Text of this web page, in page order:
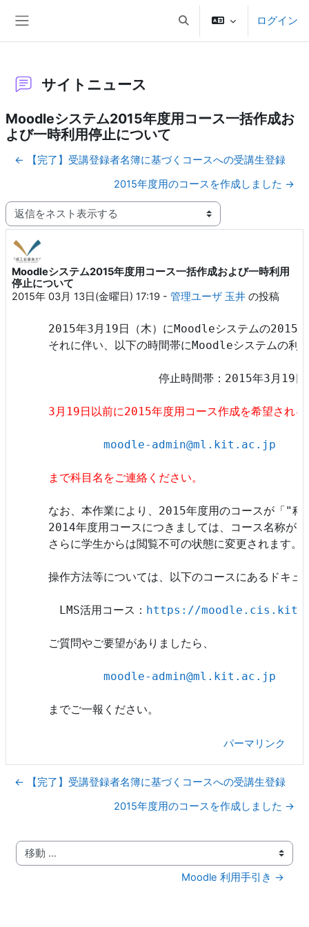
検索入力に切り替えるログイン
サイトニュース
Moodleシステム2015年度用コース一括作成お
よび一時利用停止について
← 【完了】受講登録者名簿に基づくコースへの受講生登録
2015年度用のコースを作成しました →
表示モード
Moodleシステム2015年度用コース一括作成および一時利用
停止について
2015年 03月 13日(金曜日) 17:19 - 管理ユーザ 玉井 の投稿
返信数: 0
2015年3月19日（木）にMoodleシステムの2015
それに伴い、以下の時間帯にMoodleシステムの利
3月19日以前に2015年度用コース作成を希望され
moodle-admin@ml.kit.ac.jp
まで科目名をご連絡ください。
なお、本作業により、2015年度用のコースが「"
2014年度用コースにつきましては、コース名称
さらに学生からは閲覧不可の状態に変更されます。
操作方法等については、以下のコースにあるドキュ
LMS活用コース： https://
ご質問やご要望がありましたら、
moodle-admin@ml.kit.ac.jp
までご一報ください。
パーマリンク
← 【完了】受講登録者名簿に基づくコースへの受講生登録
2015年度用のコースを作成しました →
移動 ...
Moodle 利用手引き →